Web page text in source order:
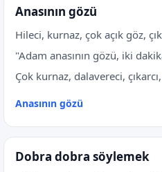
Anasının gözü
Hileci, kurnaz, çok açık göz,
"Adam anasının gözü, iki
Çok kurnaz, dalavereci,
Anasının gözü
Dobra dobra söylemek